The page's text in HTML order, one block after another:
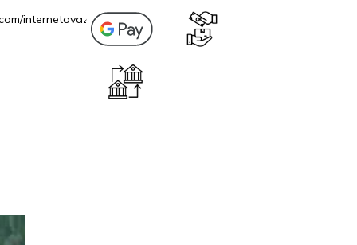
internetovazahrada.sk/